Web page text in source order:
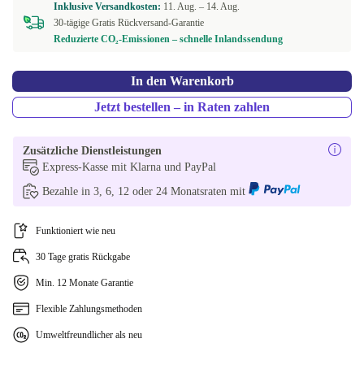
Inklusive Versandkosten: 11. Aug. – 14. Aug.
30-tägige Gratis Rückversand-Garantie
Reduzierte CO₂-Emissionen – schnelle Inlandssendung
In den Warenkorb
Jetzt bestellen – in Raten zahlen
Zusätzliche Dienstleistungen
Express-Kasse mit Klarna und PayPal
Bezahle in 3, 6, 12 oder 24 Monatsraten mit
Funktioniert wie neu
30 Tage gratis Rückgabe
Min. 12 Monate Garantie
Flexible Zahlungsmethoden
Umweltfreundlicher als neu